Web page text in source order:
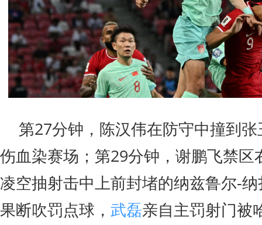
第27分钟，陈汉伟在防守中撞到
伤血染赛场；第29分钟，谢鹏飞禁区
凌空抽射击中上前封堵的纳兹鲁尔-
果断吹罚点球， 武磊亲自主罚射门被